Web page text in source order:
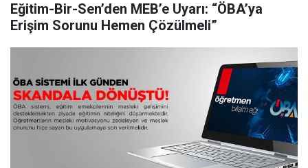
Eğitim-Bir-Sen’den MEB’e Uyarı: “ÖBA’ya
Erişim Sorunu Hemen Çözülmeli”